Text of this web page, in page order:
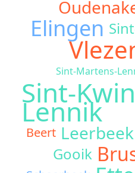
Elingen
Sint-Martens-
Sint-
Lennik
Beert Leerbeek
Gooik